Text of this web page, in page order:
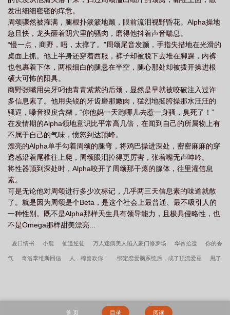
发出细细密密的痒意。
周颂骤然被灌满，腿根扑簌簌地颤，眼前流泪视野昏花。Alpha操地
急且快，龙头砸着阴穴里的骚肉，磨得他抖着声音喘息。
“慢一点，商野，唔，太撑了。”周颂尾音发颤，手指失措地在光滑的
桌面上抓。他上半身还穿着西服，裤子却被脱下去堆在脚踝，内裤
也包裹着下体，两根细白的腿悬在半空，腿心那处却被拨开操进根
硕大可怖的阳具。
商野张嘴用尖牙叼他青青紫紫的后颈，显然是早就被咬破注入过许
多信息素了。他用尖锐的牙齿磨那嫩肉，猛烈地挺胯操那水汪汪的
骚逼，嗓音狠戾含糊，“你他妈一天跑哪儿去惹一身骚，臭死了！”
在发情期的Alpha领地意识比平常高几倍，在闻到自己的所属物上有
不属于自己的气味，愤怒到达顶峰。
漂亮的Alpha单手勾着周颂的腿弯，将鸡巴操进深处，密密麻麻的穿
透感沿着尾椎往上爬，周颂眼泪掉得更厉害，张着嘴无声呻吟。
将性器顶到深处时，Alpha咬开了周颂那干瘪的腺体，往里灌信息
素。
可是无论他对周颂进行多少次标记，几乎两三天信息素的味道就散
了。就是因为周颂是个Beta，是这个社会上最普通、最不吸引人的
一种性别。既不是Alpha那样天生具有领导能力，且极具侵略性，也
不是Omega那样甜美漂亮...
夏日情书 小鹿 仙道逆徒 万人迷病美人陷入豪门修罗场 华胥拾遗 你的香
气 奇洛李维斯回信 人，棉喜欢你！ 绑定恋爱脑系统后，成了顶流爱豆 甩了
首 页 目录 阅读